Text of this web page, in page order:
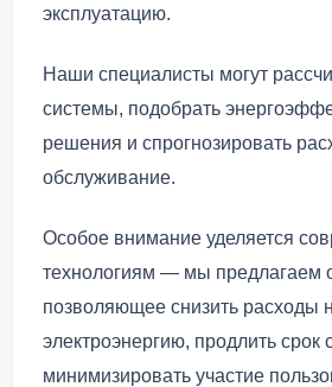
эксплуатацию.
Наши специалисты могут
системы, подобрать
решения и спрогнозировать
обслуживание.
Особое внимание уделяется
технологиям — мы предлагаем
позволяющее снизить расходы
электроэнергию, продлить
минимизировать участие